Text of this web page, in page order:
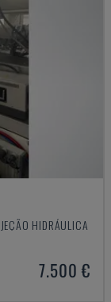
HIDRÁULICA
7.500 €